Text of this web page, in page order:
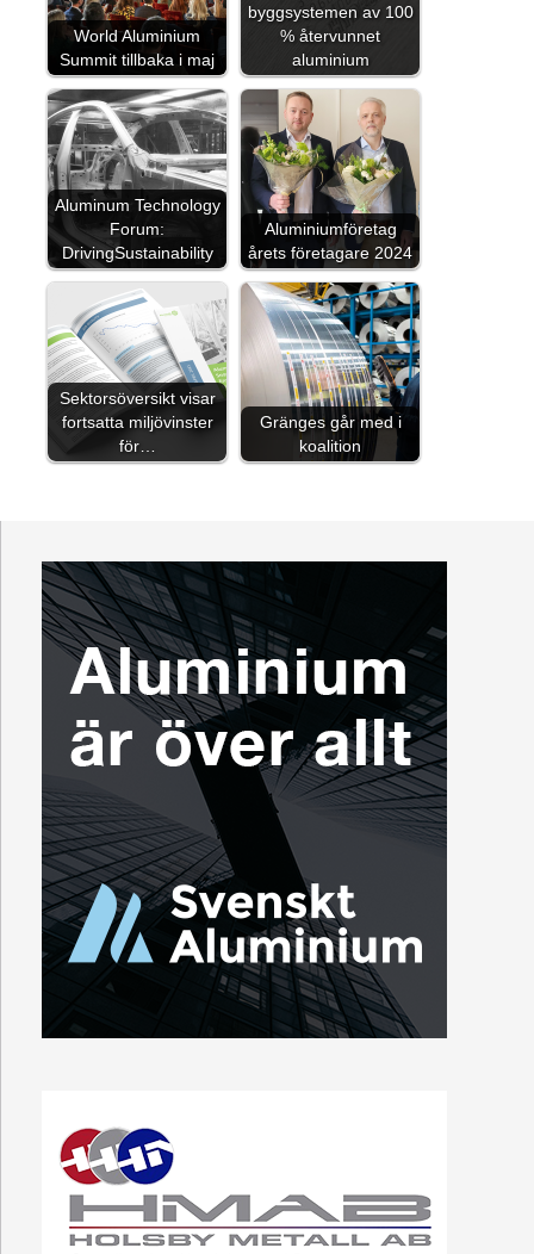
World Aluminium
Summit tillbaka i maj
byggsystemen av 100
% återvunnet
aluminium
Aluminum Technology
Forum:
DrivingSustainability
Aluminiumföretag
årets företagare 2024
Sektorsöversikt visar
fortsatta miljövinster
för…
Gränges går med i
koalition